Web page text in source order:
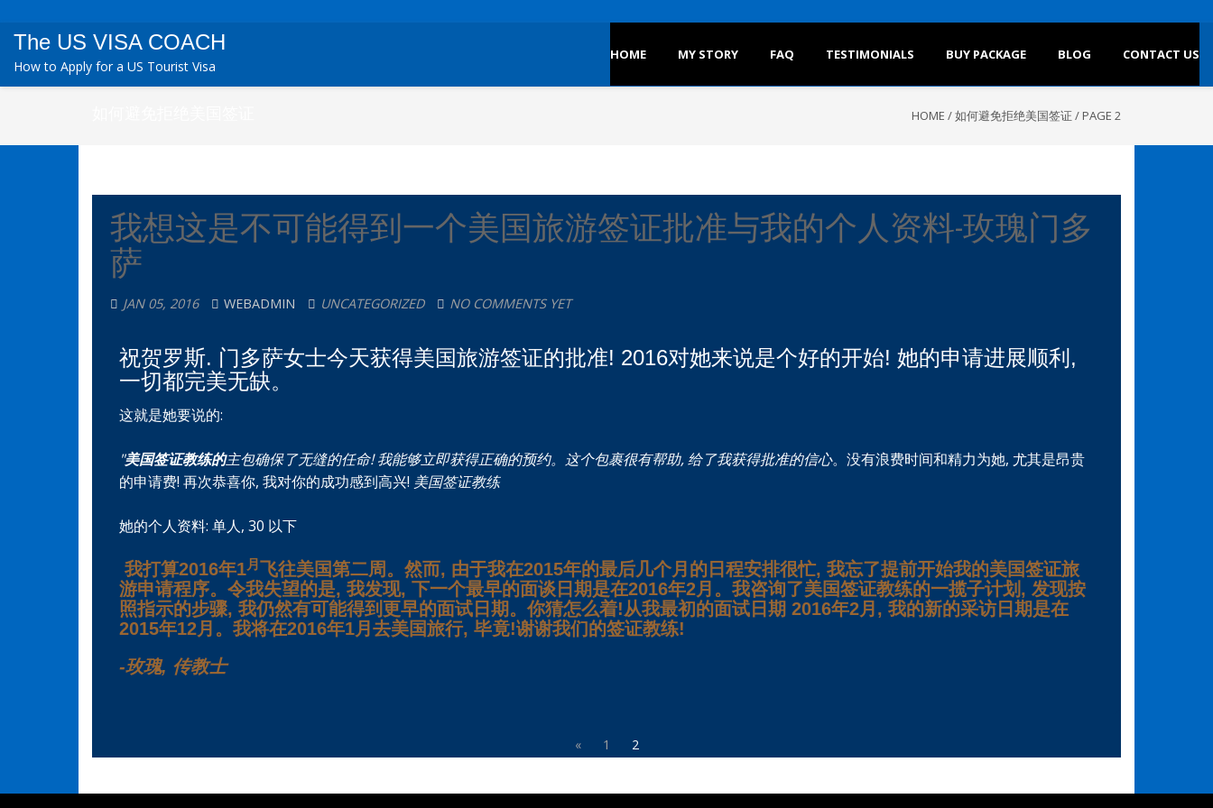
The US VISA COACH
How to Apply for a US Tourist Visa
HOME MY STORY FAQ TESTIMONIALS BUY PACKAGE BLOG CONTACT US
HOME /如何避免拒绝美国签证/ PAGE 2
我想这是不可能得到一个美国旅游签证批准与我的个人资料-玫瑰门多
萨
JAN 05, 2016 WEBADMIN UNCATEGORIZED NO COMMENTS YET
祝贺罗斯. 门多萨女士今天获得美国旅游签证的批准! 2016对她来说是个好的开始! 她的申请进展顺利,
一切都完美无缺。
这就是她要说的:
"美国签证教练的主包确保了无缝的任命! 我能够立即获得正确的预约。这个包裹很有帮助, 给了我获得批准的信心。没有浪费时间和精力为她, 尤其是昂贵
的申请费! 再次恭喜你, 我对你的成功感到高兴! 美国签证教练
她的个人资料: 单人, 30 以下
我打算2016年1月 飞往美国第二周。然而, 由于我在2015年的最后几个月的日程安排很忙, 我忘了提前开始我的美国签证旅
游申请程序。令我失望的是, 我发现, 下一个最早的面谈日期是在2016年2月。我咨询了美国签证教练的一揽子计划, 发现按
照指示的步骤, 我仍然有可能得到更早的面试日期。你猜怎么着!从我最初的面试日期 2016年2月, 我的新的采访日期是在
2015年12月。我将在2016年1月去美国旅行, 毕竟!谢谢我们的签证教练!
-玫瑰, 传教士
« 1 2